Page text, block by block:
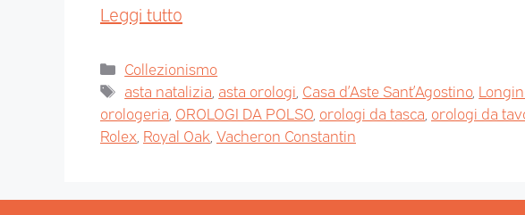
Leggi tutto
Collezionismo
asta natalizia asta orologi Casa d’Aste Sant’Agostino,
orologeria OROLOGI DA POLSO orologi da tasca orologi da
Rolex Royal Oak Vacheron Constantin